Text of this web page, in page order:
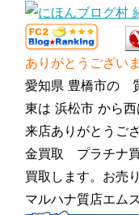
ありがとうござい
愛知県 豊橋市の
東は 浜松市 から
来店ありがとうご
金買取 プラチナ
買取します。お売
マルハナ質店エム